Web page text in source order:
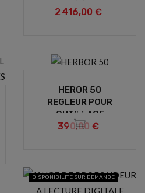
Et Entraxes De
2 416,00 €
HEROR 50
REGLEUR POUR
OUTILLAGE
TOUPIE
390,00 €
DISPONIBILITE SUR DEMANDE